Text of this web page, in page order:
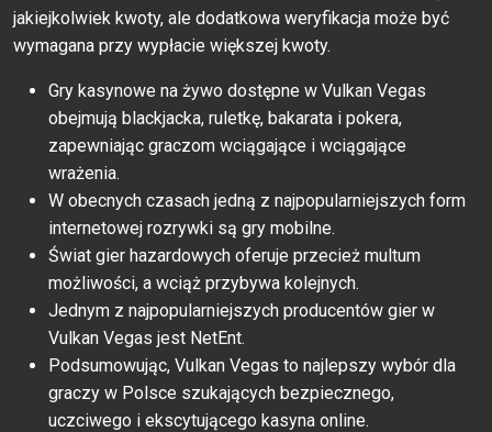
jakiejkolwiek kwoty, ale dodatkowa weryfikacja może być
wymagana przy wypłacie większej kwoty.
Gry kasynowe na żywo dostępne w Vulkan Vegas
obejmują blackjacka, ruletkę, bakarata i pokera,
zapewniając graczom wciągające i wciągające
wrażenia.
W obecnych czasach jedną z najpopularniejszych form
internetowej rozrywki są gry mobilne.
Świat gier hazardowych oferuje przecież multum
możliwości, a wciąż przybywa kolejnych.
Jednym z najpopularniejszych producentów gier w
Vulkan Vegas jest NetEnt.
Podsumowując, Vulkan Vegas to najlepszy wybór dla
graczy w Polsce szukających bezpiecznego,
uczciwego i ekscytującego kasyna online.